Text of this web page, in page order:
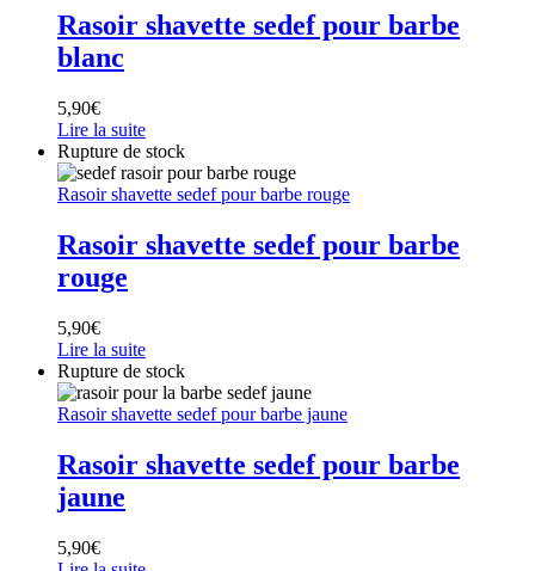
Rasoir shavette sedef pour barbe
blanc
5,90€
Lire la suite
Rupture de stock
Rasoir shavette sedef pour barbe rouge
Rasoir shavette sedef pour barbe
rouge
5,90€
Lire la suite
Rupture de stock
Rasoir shavette sedef pour barbe jaune
Rasoir shavette sedef pour barbe
jaune
5,90€